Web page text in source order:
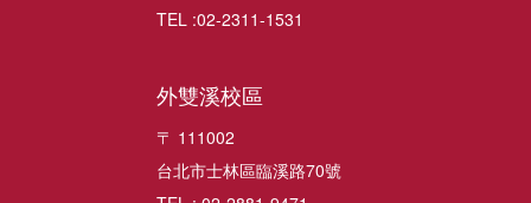
TEL :02-2311-1531
外雙溪校區
〒 111002
台北市士林區臨溪路70號